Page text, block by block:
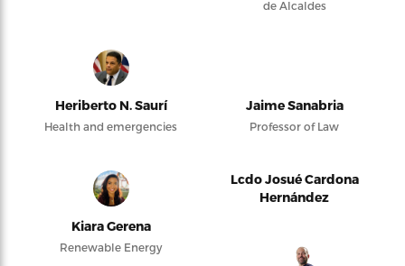
de Alcaldes
Heriberto N. Saurí
Health and emergencies
Jaime Sanabria
Professor of Law
Kiara Gerena
Renewable Energy
Lcdo Josué Cardona
Hernández